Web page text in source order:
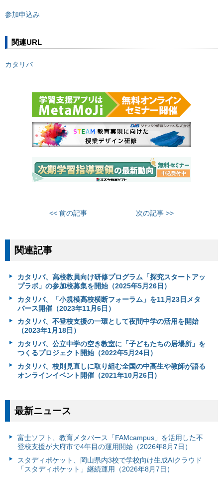
参加申込み
関連URL
カタリバ
<< 前の記事 次の記事 >>
関連記事
カタリバ、高校教員向け研修プログラム「探究スタートアッ
プラボ」の参加校募集を開始（2025年5月26日）
カタリバ、「小規模高校横断フォーラム」を11月23日メタ
バース開催（2023年11月6日）
カタリバ、不登校支援の一環として夜間中学の活用を開始
（2023年1月18日）
カタリバ、公立中学の空き教室に「子どもたちの居場所」を
つくるプロジェクト開始（2022年5月24日）
カタリバ、校則見直しに取り組む全国の中高生や教師が語る
オンラインイベント開催（2021年10月26日）
最新ニュース
富⼠ソフト、教育メタバース「FAMcampus」を活用した不
登校支援が大府市で4年目の運用開始（2026年8月7日）
スタディポケット、岡山県内3校で学校向け生成AIクラウド
「スタディポケット」継続運用（2026年8月7日）